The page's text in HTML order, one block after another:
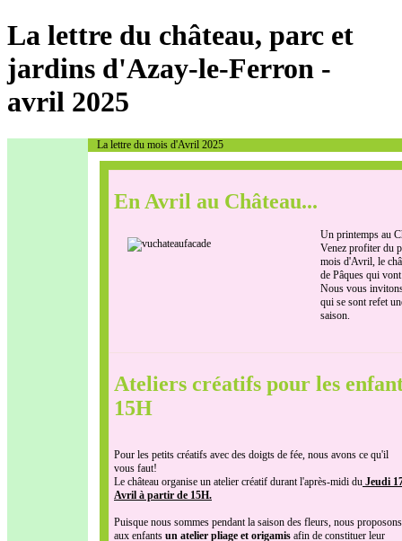
La lettre du château, parc et
jardins d'Azay-le-Ferron -
avril 2025
La lettre du mois d'Avril 2025
En Avril au Château...
Un printemps au
Venez profiter du
mois d'Avril, le
de Pâques qui
Nous vous
qui se sont refet
saison.
Ateliers créatifs pour les
15H
Pour les petits créatifs avec des doigts de fée, nous avons ce qu'il
vous faut!
Le château organise un atelier créatif durant l'après-midi du Jeudi
Avril à partir de 15H.
Puisque nous sommes pendant la saison des fleurs, nous proposons
aux enfants un atelier pliage et origamis afin de constituer leur